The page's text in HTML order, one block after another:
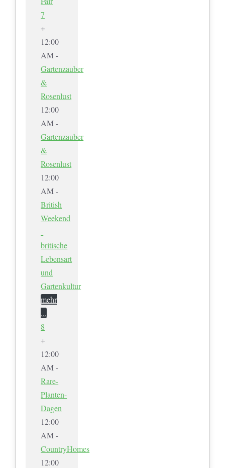
7
+
12:00
AM -
Gartenzauber
&
Rosenlust
12:00
AM -
Gartenzauber
&
Rosenlust
12:00
AM -
British
Weekend
-
britische
Lebensart
und
Gartenkultur
mehr
...
8
+
12:00
AM -
Rare-
Planten-
Dagen
12:00
AM -
CountryHomes
12:00